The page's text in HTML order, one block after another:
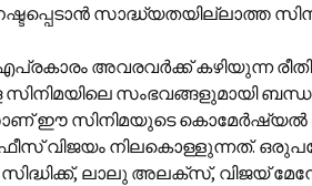
സാദ്ധ്യതയില്ലാത്ത
അവരവർക്ക് കഴിയുന്ന
സിനിമയിലെ സംഭവങ്ങളുമായി
ഈ സിനിമയുടെ കൊമേർഷ്യൽ
വിജയം നിലകൊള്ളുന്നത്.
ലാലു അലക്സ്, വിജയ്